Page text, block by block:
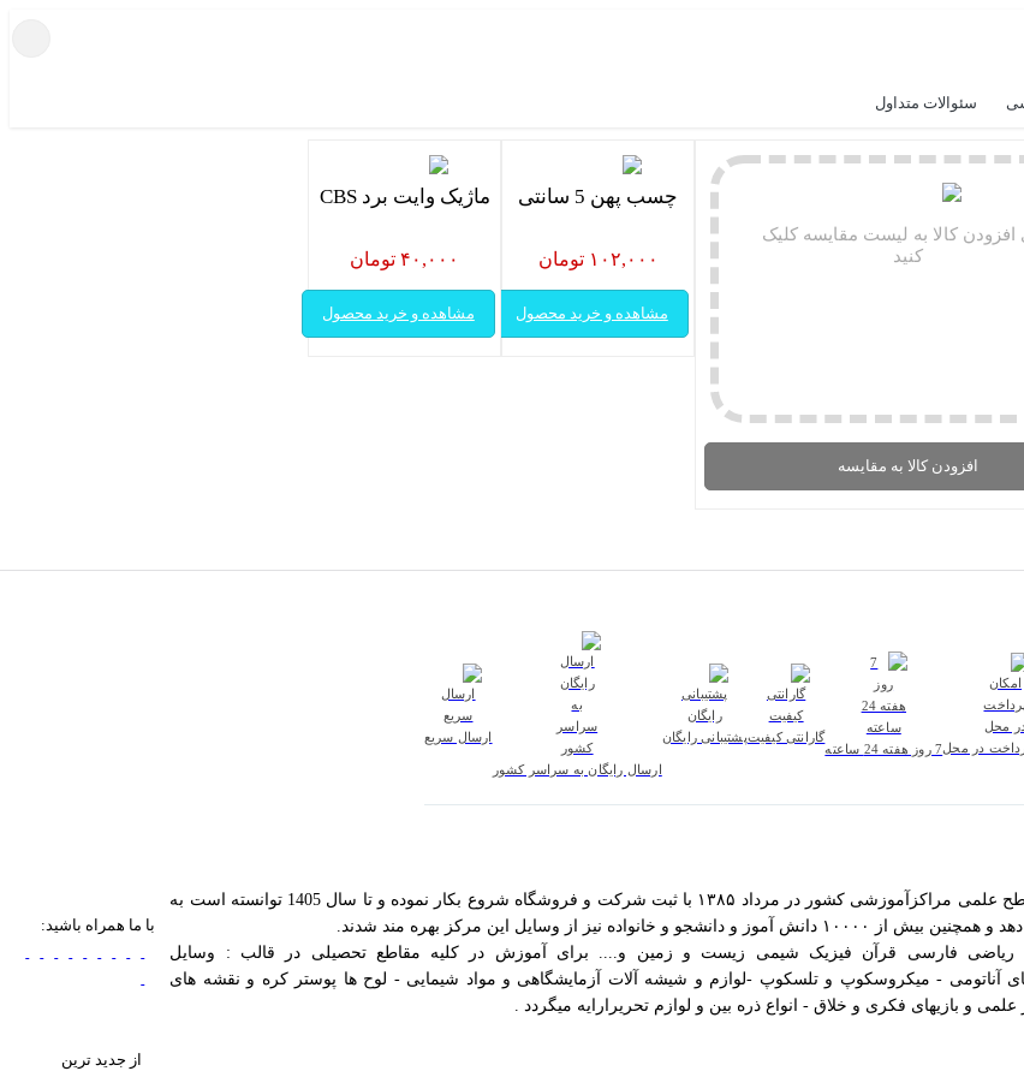
سئوالات متداول
افزودن کالا به لیست مقایسه کلیک
کنید
افزودن کالا به مقایسه
چسب پهن 5 سانتی
۱۰۲,۰۰۰ تومان
مشاهده و خرید محصول
ماژیک وایت برد CBS
۴۰,۰۰۰ تومان
مشاهده و خرید محصول
در محل7 روز هفته 24 ساعته
گارانتی کیفیتپشتیبانی رایگان
ارسال رایگان به سراسر کشور
ارسال سریع
مرکز تجهیزات آموزشی آزمایشگاهی کیمیا در راستای اهداف آموزش و ارتقای سطح علمی مراکزآموزشی کشور در مرداد ۱۳۸۵ با ثبت شرکت و فروشگاه شروع بکار نموده و تا سال 1405 توانسته است به
ریاضی فارسی قرآن فیزیک شیمی زیست و زمین و.... برای آموزش در کلیه مقاطع تحصیلی در قالب : وسایل
آناتومی - میکروسکوپ و تلسکوپ -لوازم و شیشه آلات آزمایشگاهی و مواد شیمایی - لوح ها پوستر کره و نقشه های
و بازیهای فکری و خلاق - انواع ذره بین و لوازم تحریرارایه میگردد .
با ما همراه باشید:
از جدید ترین